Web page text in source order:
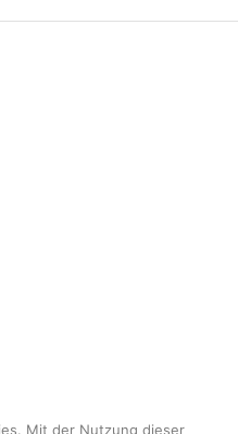
Mit der Nutzung dieser